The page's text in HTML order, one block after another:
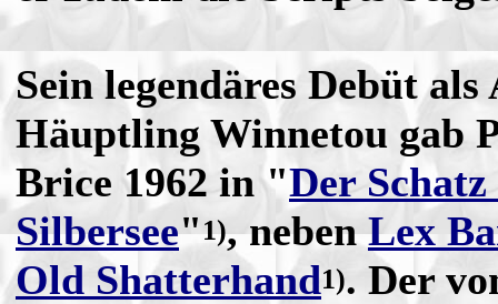
Sein legendäres Debüt als
Häuptling Winnetou gab
Brice 1962 in "Der
Silbersee"1), nebenLex
Old Shatterhand1). Der